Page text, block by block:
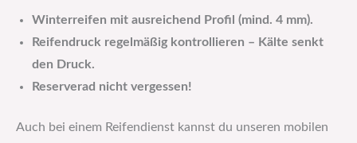
Winterreifen mit ausreichend Profil (mind. 4 mm).
Reifendruck regelmäßig kontrollieren – Kälte senkt
den Druck.
Reserverad nicht vergessen!
Auch bei einem Reifendienst kannst du unseren mobilen